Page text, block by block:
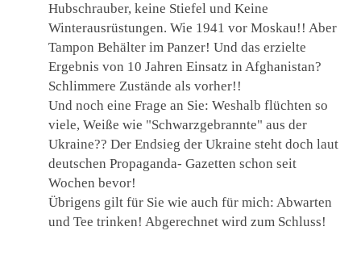
Hubschrauber, keine Stiefel und Keine
Winterausrüstungen. Wie 1941 vor Moskau!! Aber
Tampon Behälter im Panzer! Und das erzielte
Ergebnis von 10 Jahren Einsatz in Afghanistan?
Schlimmere Zustände als vorher!!
Und noch eine Frage an Sie: Weshalb flüchten so
viele, Weiße wie "Schwarzgebrannte" aus der
Ukraine?? Der Endsieg der Ukraine steht doch laut
deutschen Propaganda- Gazetten schon seit
Wochen bevor!
Übrigens gilt für Sie wie auch für mich: Abwarten
und Tee trinken! Abgerechnet wird zum Schluss!